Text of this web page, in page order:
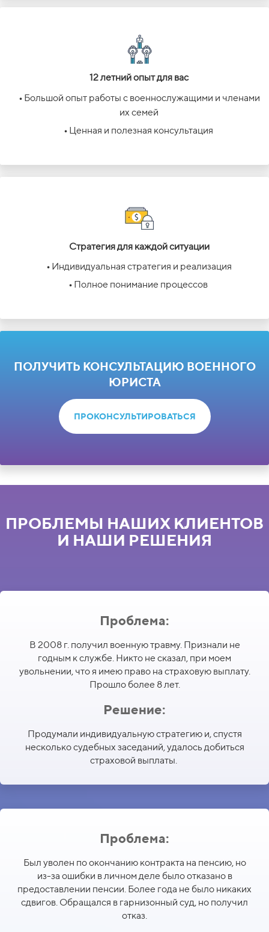
12 летний опыт для вас
• Большой опыт работы с военнослужащими и членами
их семей
• Ценная и полезная консультация
Стратегия для каждой ситуации
• Индивидуальная стратегия и реализация
• Полное понимание процессов
ПОЛУЧИТЬ КОНСУЛЬТАЦИЮ ВОЕННОГО
ЮРИСТА
ПРОКОНСУЛЬТИРОВАТЬСЯ
ПРОБЛЕМЫ НАШИХ КЛИЕНТОВ
И НАШИ РЕШЕНИЯ
Проблема:
В 2008 г. получил военную травму. Признали не
годным к службе. Никто не сказал, при моем
увольнении, что я имею право на страховую выплату.
Прошло более 8 лет.
Решение:
Продумали индивидуальную стратегию и, спустя
несколько судебных заседаний, удалось добиться
страховой выплаты.
Проблема:
Был уволен по окончанию контракта на пенсию, но
из-за ошибки в личном деле было отказано в
предоставлении пенсии. Более года не было никаких
сдвигов. Обращался в гарнизонный суд, но получил
отказ.